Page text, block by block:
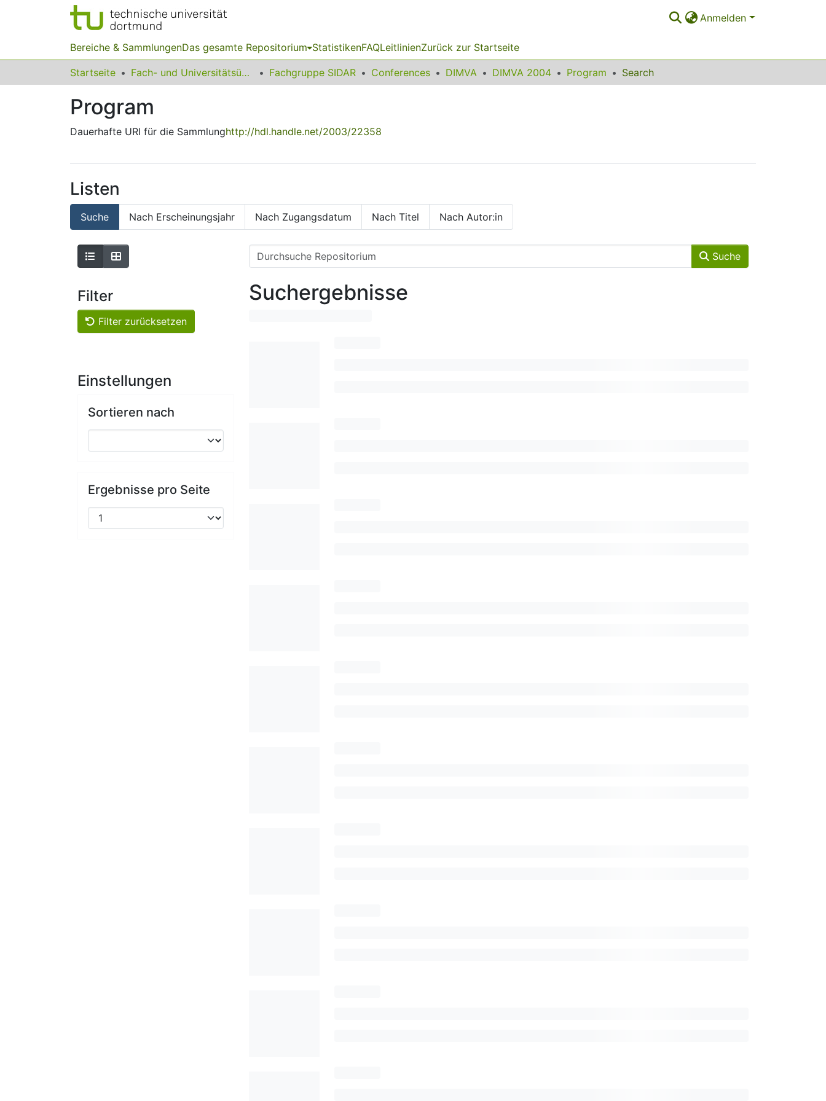
Anmelden
Bereiche & SammlungenDas gesamte Repositorium StatistikenFAQLeitlinienZurück zur Startseite
Startseite Fach- und Universitätsübergreifendes Fachgruppe SIDAR Conferences DIMVA DIMVA 2004 Program Search
Program
Dauerhafte URI für die Sammlunghttp://hdl.handle.net/2003/22358
Listen
Suche Nach Erscheinungsjahr Nach Zugangsdatum Nach Titel Nach Autor:in
Filter
Filter zurücksetzen
Einstellungen
Sortieren nach
Ergebnisse pro Seite
Suche
Suchergebnisse